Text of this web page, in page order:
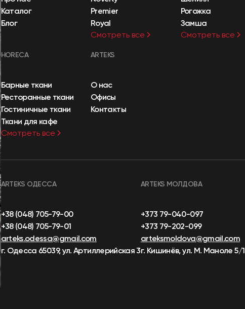
Каталог
Блог
Premier
Royal
Смотреть все
Рогожка
Замша
Смотреть все
HORECA
Барные ткани
Ресторанные ткани
Гостиничные ткани
Ткани для кафе
Смотреть все
ARTEKS
О нас
Офисы
Контакты
ARTEKS ОДЕССА
+38 (048) 705-79-00
+38 (048) 705-79-01
arteks.odessa@gmail.com
г. Одесса 65039, ул. Артиллерийская 3
ARTEKS МОЛДОВА
+373 79-040-097
+373 79-202-099
arteksmoldova@gmail.com
г. Кишинёв, ул. М. Маноле 5/1